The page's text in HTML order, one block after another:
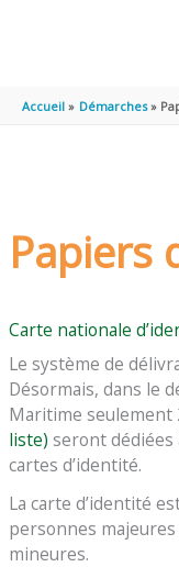
Accueil Démarches
Papiers
Carte nationale
Le système de
Désormais, dans le
Maritime seulement
liste) seront dédiées
cartes d’identité.
La carte d’identité
personnes
mineures.